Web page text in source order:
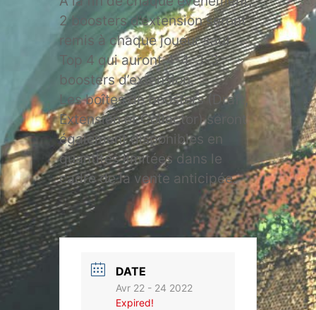
2 boosters d’extension seront
remis à chaque joueur sauf
Top 4 qui auront 4-4-3-3
boosters d’extension.
Les boîtes de boosters (Draft,
Extension et Collector) seront
également disponibles en
quantités limitées dans le
cadre de la vente anticipée.
DATE
Avr 22 - 24 2022
Expired!